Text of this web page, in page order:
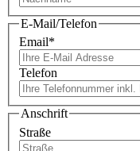
E-Mail/Telefon
Email*
Telefon
Anschrift
Straße